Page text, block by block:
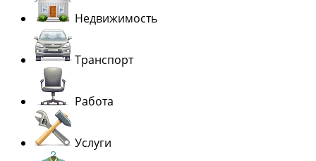
Недвижимость
Транспорт
Работа
Услуги